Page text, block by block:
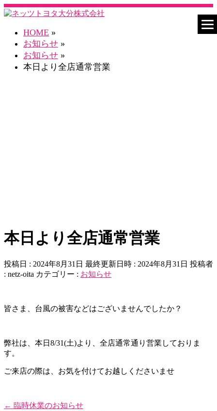
HOME »
お知らせ »
お知らせ »
本日より全店通常営業
本日より全店通常営業
投稿日 : 2024年8月31日 最終更新日時 : 2024年8月31日 投稿者
: netz-oita カテゴリー : お知らせ
皆さま、台風の被害などはございませんでしたか？
弊社は、本日8/31(土)より、全店通常通り営業しておりま
す。
ご来店の際は、お気を付けてお越しくださいませ
← 臨時休業のお知らせ